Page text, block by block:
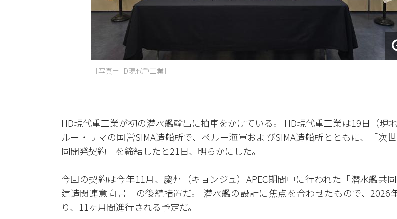
［写真＝HD現代重工業］
HD現代重工業が初の潜水艦輸出に拍車をかけている。 HD現代重工業は19日（現
ルー・リマの国営SIMA造船所で、ペルー海軍およびSIMA造船所とともに、「次
同開発契約」を締結したと21日、明らかにした。
今回の契約は今年11月、慶州（キョンジュ）APEC期間中に行われた「潜水艦共
建造関連意向書」の後続措置だ。 潜水艦の設計に焦点を合わせたもので、2026
り、11ヶ月間進行される予定だ。